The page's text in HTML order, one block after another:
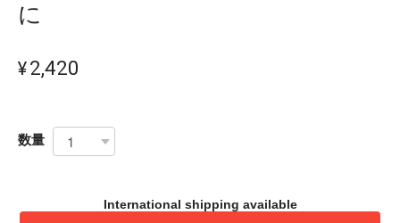
に
¥2,420
数量
International shipping available